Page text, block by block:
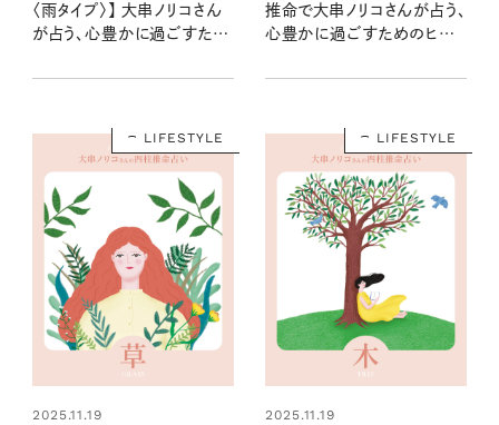
〈雨タイプ〉】 大串ノリコさん
が占う、心豊かに過ごすため
推命で大串ノリコさんが占う、
心豊かに過ごすためのヒント
LIFESTYLE
2025.11.19
LIFESTYLE
2025.11.19